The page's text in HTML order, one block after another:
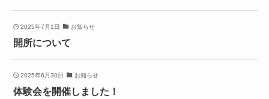
2025年7月1日 お知らせ
開所について
2025年6月30日 お知らせ
体験会を開催しました！